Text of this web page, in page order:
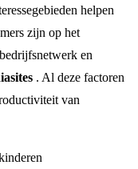
helpen
zijn op het
en
. Al deze factoren
van